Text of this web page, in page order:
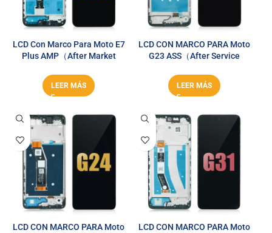
LCD Con Marco Para Moto E7
Plus AMP（After Market
LEER MÁS
LCD CON MARCO PARA Moto
G23 ASS（After Service
LEER MÁS
LCD CON MARCO PARA Moto
LCD CON MARCO PARA Moto